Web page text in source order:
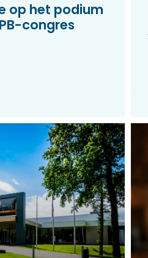
op het podium
congres